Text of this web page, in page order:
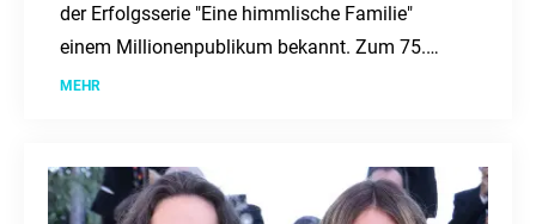
der Erfolgsserie "Eine himmlische Familie"
einem Millionenpublikum bekannt. Zum 75.
Geburtstag der Schauspielerin stellt sich die
MEHR